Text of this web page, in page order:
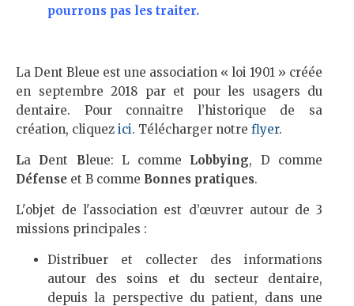
pourrons pas les traiter.
La Dent Bleue est une association « loi 1901 » créée
en septembre 2018 par et pour les usagers du
dentaire. Pour connaitre l’historique de sa
création, cliquez ici. Télécharger notre flyer.
La Dent Bleue: L comme Lobbying, D comme
Défense et B comme Bonnes pratiques.
L'objet de l'association est d’œuvrer autour de 3
missions principales :
Distribuer et collecter des informations
autour des soins et du secteur dentaire,
depuis la perspective du patient, dans une